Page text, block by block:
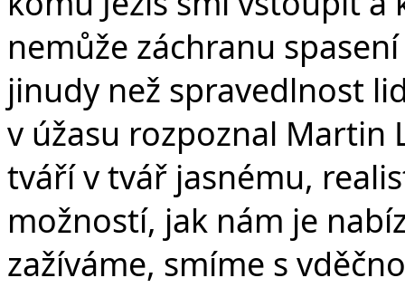
nemůže záchranu
jinudy než spravedlnost
v úžasu rozpoznal Martin
tváří v tvář jasnému,
možností, jak nám je
zažíváme, smíme s